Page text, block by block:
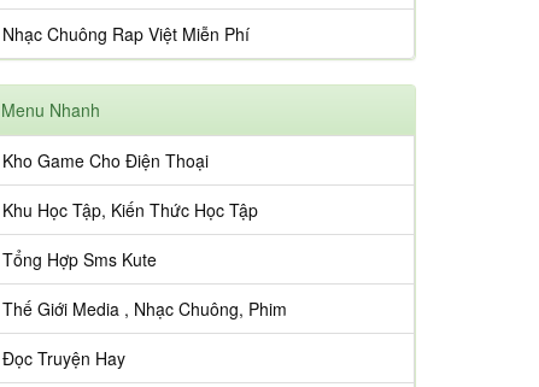
Nhạc Chuông Rap Việt Miễn Phí
Menu Nhanh
Kho Game Cho Điện Thoại
Khu Học Tập, Kiến Thức Học Tập
Tổng Hợp Sms Kute
Thế Giới Media , Nhạc Chuông, Phim
Đọc Truyện Hay